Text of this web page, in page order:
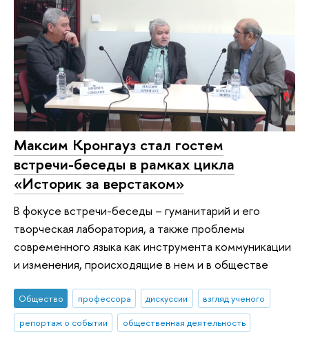
Максим Кронгауз стал гостем
встречи-беседы в рамках цикла
«Историк за верстаком»
В фокусе встречи-беседы – гуманитарий и его
творческая лаборатория, а также проблемы
современного языка как инструмента коммуникации
и изменения, происходящие в нем и в обществе
Общество профессора дискуссии
взгляд ученого
репортаж о событии
общественная деятельность